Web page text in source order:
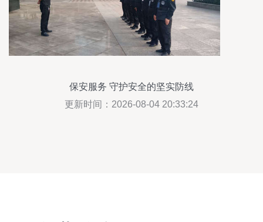
保安服务 守护安全的坚实防线
更新时间：2026-08-04 20:33:24